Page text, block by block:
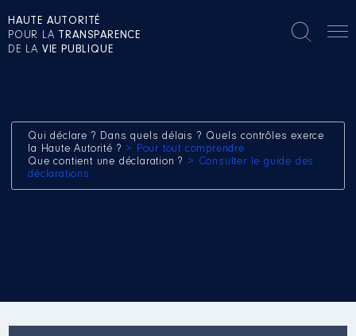
HAUTE AUTORITÉ
POUR LA TRANSPARENCE
DE LA VIE PUBLIQUE
Qui déclare ? Dans quels délais ? Quels contrôles exerce
la Haute Autorité ? > Pour tout comprendre
Que contient une déclaration ? > Consulter le guide des
déclarations